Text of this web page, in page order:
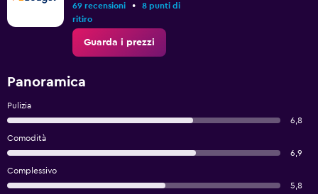
69 recensioni •
8 punti di
ritiro
Guarda i prezzi
Panoramica
Pulizia
6,8
Comodità
6,9
Complessivo
5,8